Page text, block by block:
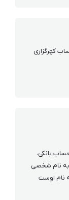
کهرگزاری
بانکی،
به نام شخصی
نام اوست